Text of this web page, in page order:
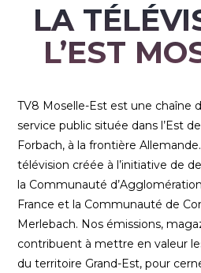
LA
L’EST
TV8 Moselle-Est est une chaîne
service public située dans l’Est
Forbach, à la frontière
télévision créée à l’initiative de
la Communauté
France et la Communauté de
Merlebach. Nos émissions,
contribuent à mettre en valeur
du territoire Grand-Est, pour